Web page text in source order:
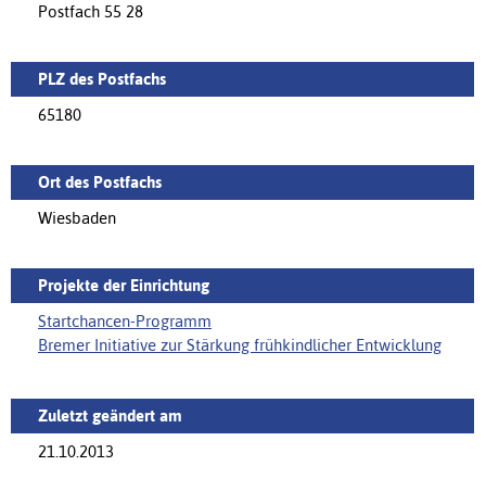
Postfach 55 28
PLZ des Postfachs
65180
Ort des Postfachs
Wiesbaden
Projekte der Einrichtung
Startchancen-Programm
Bremer Initiative zur Stärkung frühkindlicher Entwicklung
Zuletzt geändert am
21.10.2013